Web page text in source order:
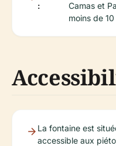
:
Camas et
moins de
La fontaine est
accessible aux